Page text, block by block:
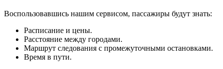
Воспользовавшись нашим сервисом, пассажиры будут знать:
Расписание и цены.
Расстояние между городами.
Маршрут следования с промежуточными остановками.
Время в пути.